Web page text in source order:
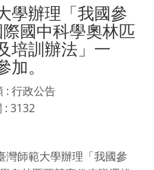
學辦理「我國參
國中科學奧林匹
培訓辦法」一
。
: 行政公告
: 3132
灣師範大學辦理「我國參